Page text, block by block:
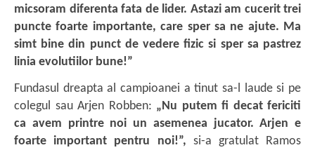
micsoram diferenta fata de lider. Astazi am cucerit trei
puncte foarte importante, care sper sa ne ajute. Ma
simt bine din punct de vedere fizic si sper sa pastrez
linia evolutiilor bune!”
Fundasul dreapta al campioanei a tinut sa-l laude si pe
colegul sau Arjen Robben: „Nu putem fi decat fericiti
ca avem printre noi un asemenea jucator. Arjen e
foarte important pentru noi!”, si-a gratulat Ramos